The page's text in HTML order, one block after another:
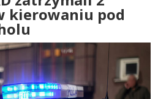
kierowaniu pod